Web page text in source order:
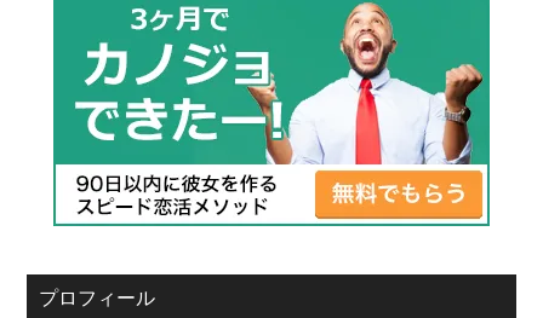
プロフィール